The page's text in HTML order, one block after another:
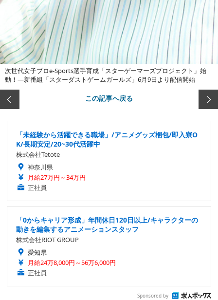
次世代女子プロe-Sports選手育成「スターゲーマーズプロジェクト」始
動！―新番組「スターダストゲームガールズ」6月9日より配信開始
この記事へ戻る
「未経験から活躍できる職場」/アニメグッズ梱包/即入寮O
K/長期安定/20~30代活躍中
株式会社Tetote
神奈川県
月給27万円～34万円
正社員
「0からキャリア形成」年間休日120日以上/キャラクターの
動きを編集するアニメーションスタッフ
株式会社RIOT GROUP
愛知県
月給24万8,000円～56万6,000円
正社員
Sponsored by